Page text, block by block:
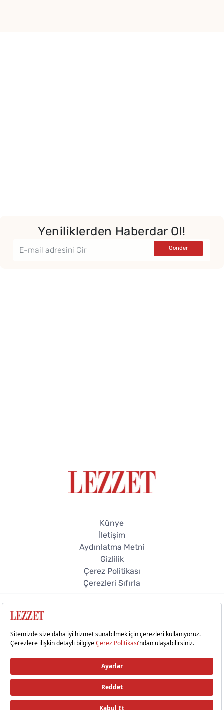
Yeniliklerden Haberdar Ol!
Künye
İletişim
Aydınlatma Metni
Gizlilik
Çerez Politikası
Çerezleri Sıfırla
© 2026 Lezzet Online. Tüm hakları saklıdır.